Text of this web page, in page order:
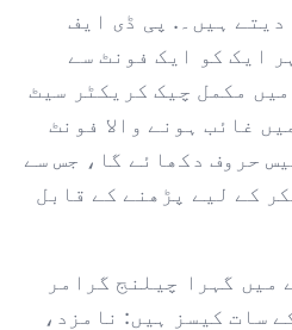
ہیں۔. پی ڈی ایف
ایک کو ایک فونٹ سے
مکمل چیک کریکٹر سیٹ
غائب ہونے والا فونٹ
حروف دکھائے گا، جس سے
کے لیے پڑھنے کے قابل
میں گہرا چیلنج گرامر
سات کیسز ہیں: نامزد،